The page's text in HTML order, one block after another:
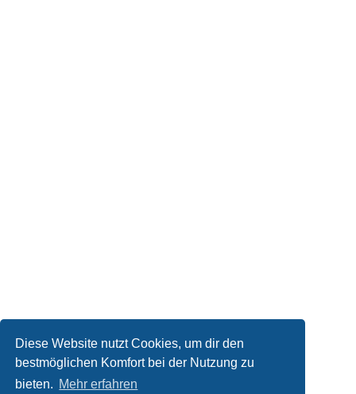
Diese Website nutzt Cookies, um dir den
bestmöglichen Komfort bei der Nutzung zu
bieten. Mehr erfahren